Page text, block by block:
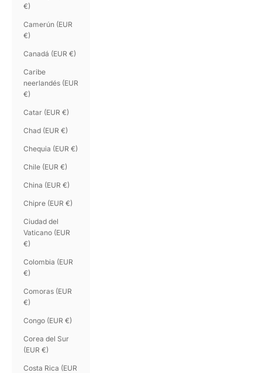
€)
Camerún (EUR
€)
Canadá (EUR €)
Caribe
neerlandés (EUR
€)
Catar (EUR €)
Chad (EUR €)
Chequia (EUR €)
Chile (EUR €)
China (EUR €)
Chipre (EUR €)
Ciudad del
Vaticano (EUR
€)
Colombia (EUR
€)
Comoras (EUR
€)
Congo (EUR €)
Corea del Sur
(EUR €)
Costa Rica (EUR